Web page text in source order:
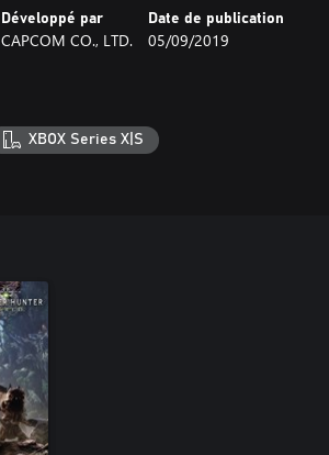
Développé par
CAPCOM CO., LTD.
Date de publication
05/09/2019
XBOX Series X|S